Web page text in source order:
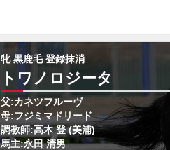
牝 黒鹿毛 登録抹消
トワノロジータ
父:カネツフルーヴ
母:フジミマドリード
調教師:高木 登 (美浦)
馬主:永田 清男